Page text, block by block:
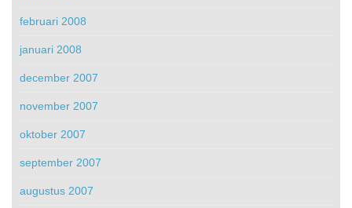
februari 2008
januari 2008
december 2007
november 2007
oktober 2007
september 2007
augustus 2007